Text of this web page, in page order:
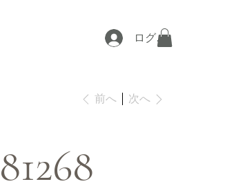
ログイン
前へ 次へ